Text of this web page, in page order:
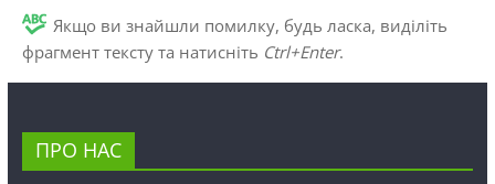
Якщо ви знайшли помилку, будь ласка, виділіть
фрагмент тексту та натисніть Ctrl+Enter.
ПРО НАС